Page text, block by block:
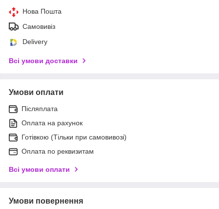
Нова Пошта
Самовивіз
Delivery
Всі умови доставки
Умови оплати
Післяплата
Оплата на рахунок
Готівкою (Тільки при самовивозі)
Оплата по реквизитам
Всі умови оплати
Умови повернення